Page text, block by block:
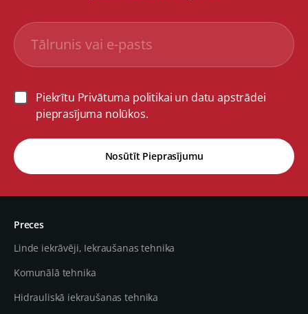
Piekrītu Privātuma politikai un datu apstrādei
pieprasījuma nolūkos.
Nosūtīt Pieprasījumu
Preces
Linde iekrāvēji, Iekraušanas tehnika
Komunālā tehnika
Hidrauliskā iekraušanas tehnika